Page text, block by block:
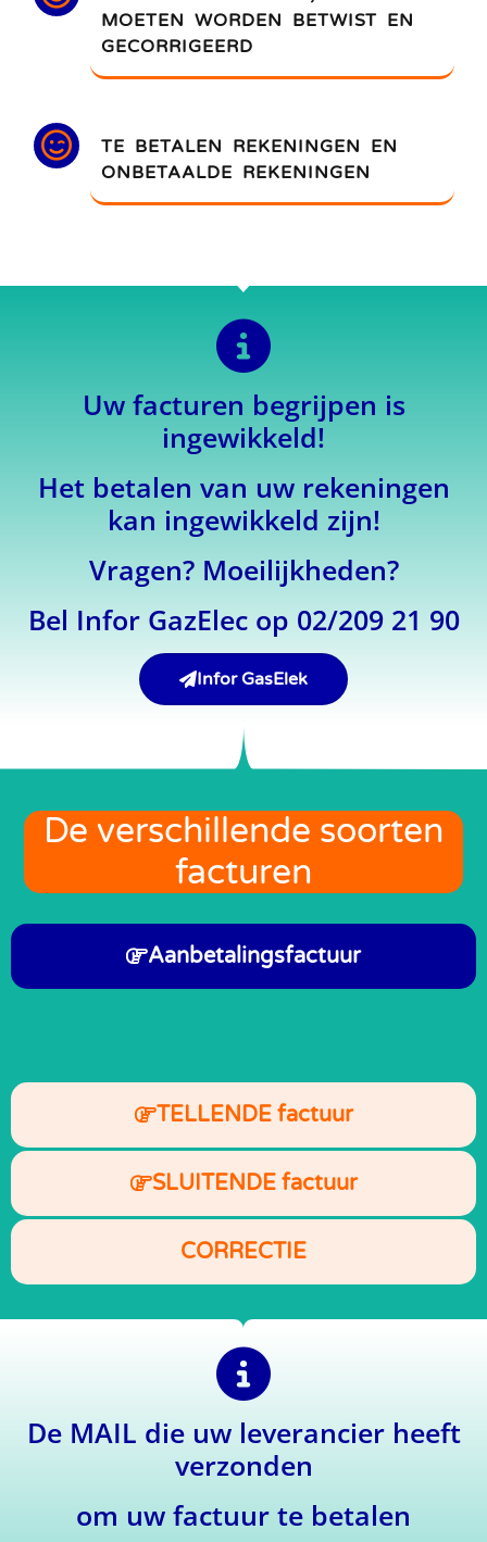
MOETEN WORDEN BETWIST EN
GECORRIGEERD
TE BETALEN REKENINGEN EN
ONBETAALDE REKENINGEN
Uw facturen begrijpen is
ingewikkeld!
Het betalen van uw rekeningen
kan ingewikkeld zijn!
Vragen? Moeilijkheden?
Bel Infor GazElec op 02/209 21 90
Infor GasElek
De verschillende soorten
facturen
Aanbetalingsfactuur
TELLENDE factuur
SLUITENDE factuur
CORRECTIE
De MAIL die uw leverancier heeft
verzonden
om uw factuur te betalen